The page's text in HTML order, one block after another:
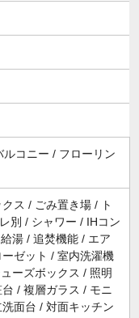
コニー / フローリン
ス / ごみ置き場 / ト
別 / シャワー / IHコン
湯 / 追焚機能 / エア
ゼット / 室内洗濯機
ーズボックス / 照明
/ 複層ガラス / モニ
面台 / 対面キッチン